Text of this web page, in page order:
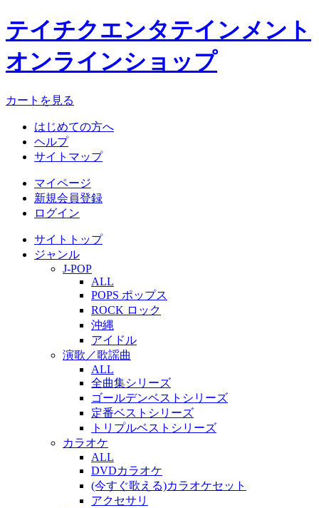
テイチクエンタテインメント
オンラインショップ
カートを見る
はじめての方へ
ヘルプ
サイトマップ
マイページ
新規会員登録
ログイン
サイトトップ
ジャンル
J-POP
ALL
POPS ポップス
ROCK ロック
沖縄
アイドル
演歌／歌謡曲
ALL
全曲集シリーズ
ゴールデンベストシリーズ
定番ベストシリーズ
トリプルベストシリーズ
カラオケ
ALL
DVDカラオケ
(今すぐ歌える)カラオケセット
アクセサリ